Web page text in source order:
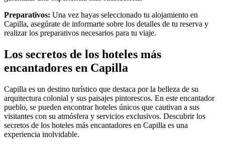
Preparativos: Una vez hayas seleccionado tu alojamiento en
Capilla, asegúrate de informarte sobre los detalles de tu reserva y
realizar los preparativos necesarios para tu viaje.
Los secretos de los hoteles más
encantadores en Capilla
Capilla es un destino turístico que destaca por la belleza de su
arquitectura colonial y sus paisajes pintorescos. En este encantador
pueblo, se pueden encontrar hoteles únicos que cautivan a sus
visitantes con su atmósfera y servicios exclusivos. Descubrir los
secretos de los hoteles más encantadores en Capilla es una
experiencia inolvidable.